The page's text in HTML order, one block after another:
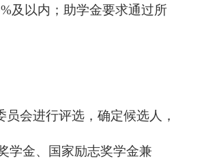
及以内；助学金要求通过所
会进行评选，确定候选人，
学金、国家励志奖学金兼